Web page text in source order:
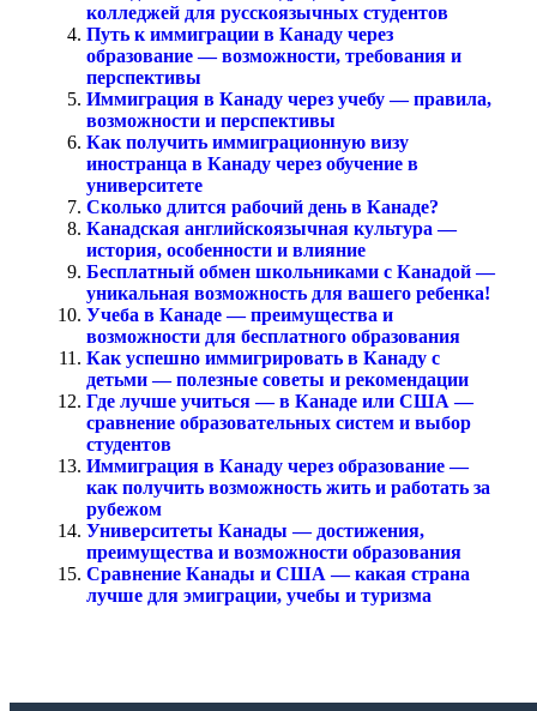
колледжей для русскоязычных студентов
Путь к иммиграции в Канаду через
образование — возможности, требования и
перспективы
Иммиграция в Канаду через учебу — правила,
возможности и перспективы
Как получить иммиграционную визу
иностранца в Канаду через обучение в
университете
Сколько длится рабочий день в Канаде?
Канадская английскоязычная культура —
история, особенности и влияние
Бесплатный обмен школьниками с Канадой —
уникальная возможность для вашего ребенка!
Учеба в Канаде — преимущества и
возможности для бесплатного образования
Как успешно иммигрировать в Канаду с
детьми — полезные советы и рекомендации
Где лучше учиться — в Канаде или США —
сравнение образовательных систем и выбор
студентов
Иммиграция в Канаду через образование —
как получить возможность жить и работать за
рубежом
Университеты Канады — достижения,
преимущества и возможности образования
Сравнение Канады и США — какая страна
лучше для эмиграции, учебы и туризма